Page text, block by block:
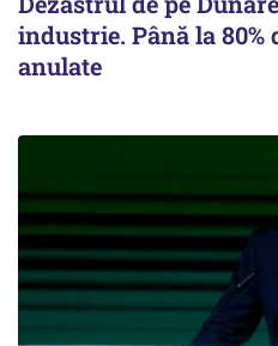
industrie. Până la
anulate